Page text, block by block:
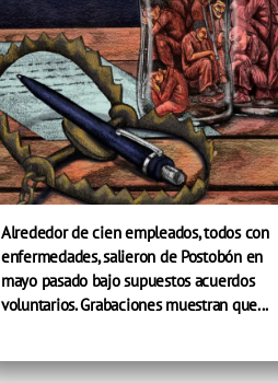
Alrededor de cien empleados, todos con
enfermedades, salieron de Postobón en
mayo pasado bajo supuestos acuerdos
voluntarios. Grabaciones muestran que...